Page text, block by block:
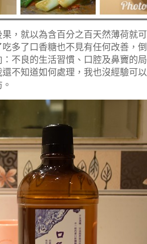
，就以為含百分之百天然薄荷就
多了口香糖也不見有任何改善，
不良的生活習慣、口腔及鼻竇的
不知道如何處理，我也沒經驗可